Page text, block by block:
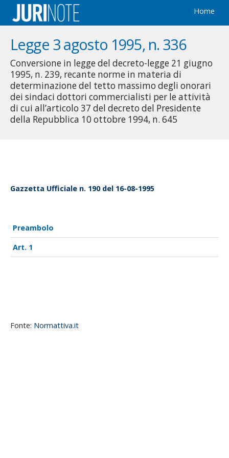
Home
Legge 3 agosto 1995, n. 336
Conversione in legge del decreto-legge 21 giugno
1995, n. 239, recante norme in materia di
determinazione del tetto massimo degli onorari
dei sindaci dottori commercialisti per le attività
di cui all’articolo 37 del decreto del Presidente
della Repubblica 10 ottobre 1994, n. 645
Gazzetta Ufficiale n. 190 del 16-08-1995
Preambolo
1
Fonte: Normattiva.it